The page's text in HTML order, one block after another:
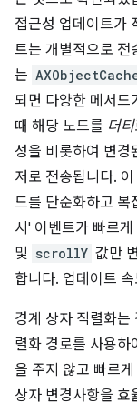
접근성 업데이트가
트는 개별적으로 전
는
되면 다양한 메서드
때 해당 노드를 더티
성을 비롯하여 변경
저로 전송됩니다.
드를 단순화하고 복
시' 이벤트가 빠르
및 scrollY 값만
합니다. 업데이트
경계 상자 직렬화는
렬화 경로를 사용하
을 주지 않고 빠르
상자 변경사항을 효